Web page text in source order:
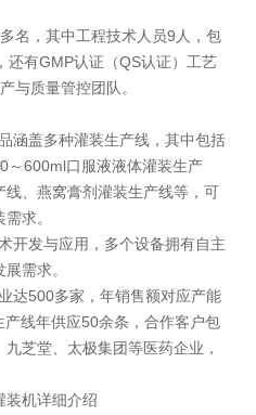
，其中工程技术人员9人，包
还有GMP认证（QS认证）工艺
与质量管控团队。
盖多种灌装生产线，其中包括
～600ml口服液液体灌装生产
、燕窝膏剂灌装生产线等，可
求。
发与应用，多个设备拥有自主
需求。
500多家，年销售额对应产能
线年供应50余条，合作客户包
芝堂、太极集团等医药企业，
机详细介绍